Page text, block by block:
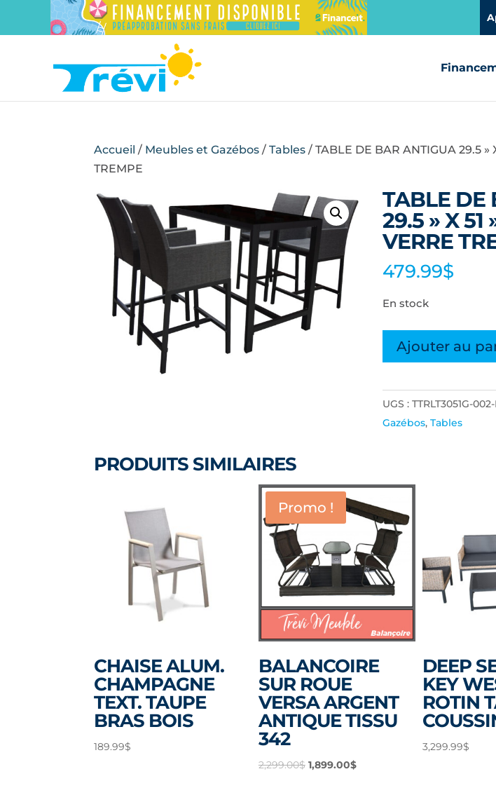
Accueil / Meubles et Gazébos /Tables / TABLE DE BAR ANTIGUA 29.5 »
TREMPE
TABLE DE
29.5 » X 51
VERRE
479.99$
En stock
quantité
51''
GRIS
DESSUS
VERRE
TREMPE
Ajouter au
UGS :TTRLT3051G-
Gazébos,Tables
PRODUITS SIMILAIRES
CHAISE ALUM.
CHAMPAGNE
TEXT. TAUPE
BRAS BOIS
189.99$
Promo !
BALANCOIRE
SUR ROUE
VERSA ARGENT
ANTIQUE TISSU
342
2,299.00$ Le
1,899.00$Le
DEEP
KEY
ROTIN
3,299.99$